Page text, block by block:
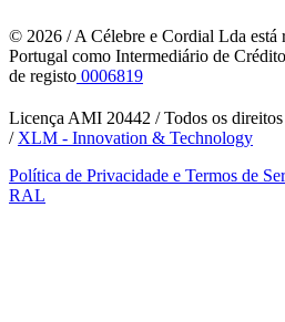
© 2026 / A Célebre e Cordial Lda está
Portugal como Intermediário de
de registo 0006819
Licença AMI 20442 / Todos os direitos
/ XLM - Innovation & Technology
Política de Privacidade e Termos de
RAL